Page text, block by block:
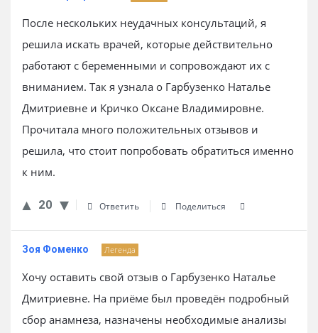
После нескольких неудачных консультаций, я
решила искать врачей, которые действительно
работают с беременными и сопровождают их с
вниманием. Так я узнала о Гарбузенко Наталье
Дмитриевне и Кричко Оксане Владимировне.
Прочитала много положительных отзывов и
решила, что стоит попробовать обратиться именно
к ним.
20 Ответить Поделиться
Зоя Фоменко Легенда
Хочу оставить свой отзыв о Гарбузенко Наталье
Дмитриевне. На приёме был проведён подробный
сбор анамнеза, назначены необходимые анализы